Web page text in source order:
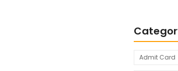
Admit Card